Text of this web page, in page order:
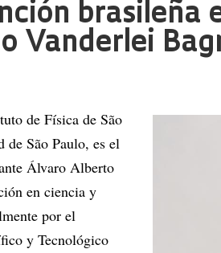
brasileña
Vanderlei
de Física de São
de São Paulo, es el
Álvaro Alberto
en ciencia y
por el
y Tecnológico